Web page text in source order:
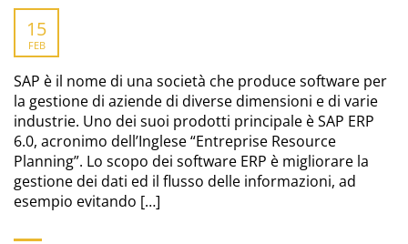
15
FEB
SAP è il nome di una società che produce software per
la gestione di aziende di diverse dimensioni e di varie
industrie. Uno dei suoi prodotti principale è SAP ERP
6.0, acronimo dell’Inglese “Entreprise Resource
Planning”. Lo scopo dei software ERP è migliorare la
gestione dei dati ed il flusso delle informazioni, ad
esempio evitando […]